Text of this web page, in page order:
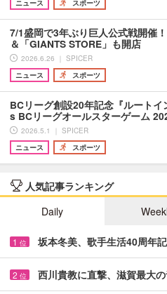
ニュース スポーツ
7/1盛岡で3年ぶり巨人公式戦開催
＆「GIANTS STORE」も開店
2026.6.26 ｜ SPICER
ニュース
スポーツ
BCリーグ創設20年記念『ルート
s BCリーグオールスターゲーム
2026.5.1 ｜ SPICER
ニュース
スポーツ
人気記事ランキング
Daily
1 位 坂本冬美、歌手生活40周年
2 位 西川貴教に直撃、滋賀最大